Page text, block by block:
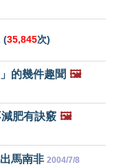
(35,845次)
的幾件趣聞 🖼️
肥有訣竅 🖼️
馬南非 2004/7/8